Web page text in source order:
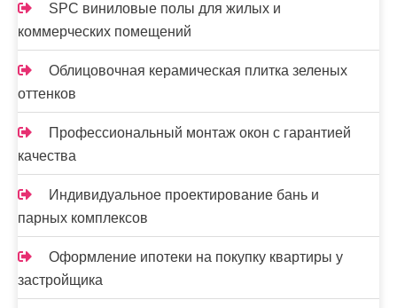
SPC виниловые полы для жилых и
коммерческих помещений
Облицовочная керамическая плитка зеленых
оттенков
Профессиональный монтаж окон с гарантией
качества
Индивидуальное проектирование бань и
парных комплексов
Оформление ипотеки на покупку квартиры у
застройщика